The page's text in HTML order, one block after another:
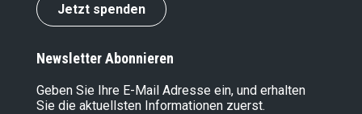
Jetzt spenden
Newsletter Abonnieren
Geben Sie Ihre E-Mail Adresse ein, und erhalten
Sie die aktuellsten Informationen zuerst.